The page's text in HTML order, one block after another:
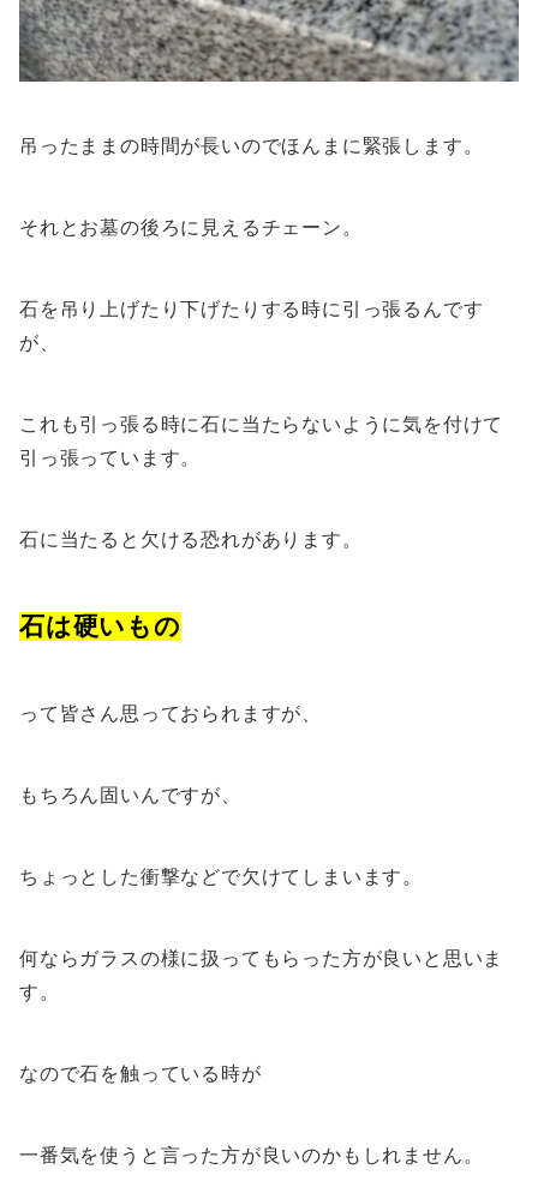
吊ったままの時間が長いのでほんまに緊張します。
それとお墓の後ろに見えるチェーン。
石を吊り上げたり下げたりする時に引っ張るんです
が、
これも引っ張る時に石に当たらないように気を付けて
引っ張っています。
石に当たると欠ける恐れがあります。
石は硬いもの
って皆さん思っておられますが、
もちろん固いんですが、
ちょっとした衝撃などで欠けてしまいます。
何ならガラスの様に扱ってもらった方が良いと思いま
す。
なので石を触っている時が
一番気を使うと言った方が良いのかもしれません。